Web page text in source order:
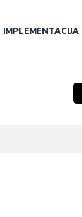
IMPLEMENTACIJA